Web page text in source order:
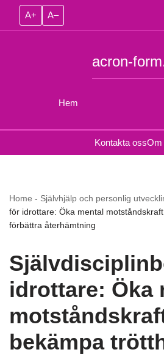
A+ A–
Hem
acron-
Kontakta ossOm
Home - Självhjälp och personlig
för idrottare: Öka mental
förbättra återhämtning
idrottare: Öka
bekämpa